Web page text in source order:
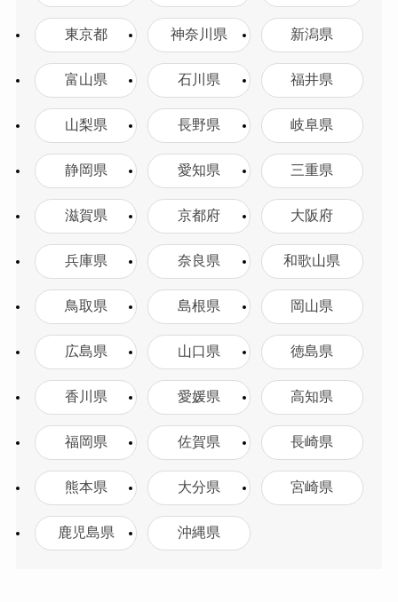
東京都 神奈川県 新潟県
富山県 石川県 福井県
山梨県 長野県 岐阜県
静岡県 愛知県 三重県
滋賀県 京都府 大阪府
兵庫県 奈良県 和歌山県
鳥取県 島根県 岡山県
広島県 山口県 徳島県
香川県 愛媛県 高知県
福岡県 佐賀県 長崎県
熊本県 大分県 宮崎県
鹿児島県 沖縄県